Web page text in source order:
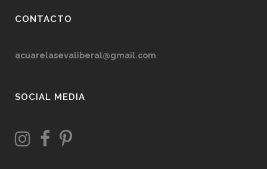
CONTACTO
acuarelasevaliberal@gmail.com
SOCIAL MEDIA